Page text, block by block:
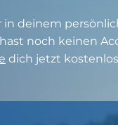
in deinem
noch keinen
dich jetzt